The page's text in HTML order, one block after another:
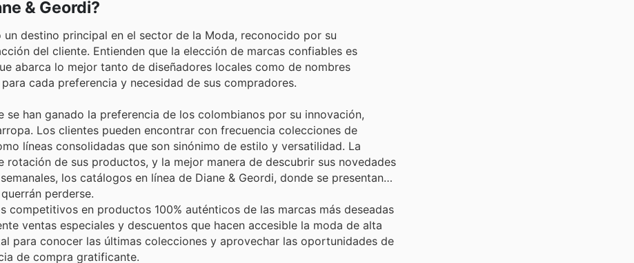
& Geordi?
destino principal en el sector de la Moda, reconocido por su
del cliente. Entienden que la elección de marcas confiables es
abarca lo mejor tanto de diseñadores locales como de nombres
cada preferencia y necesidad de sus compradores.
han ganado la preferencia de los colombianos por su innovación,
Los clientes pueden encontrar con frecuencia colecciones de
líneas consolidadas que son sinónimo de estilo y versatilidad. La
de sus productos, y la mejor manera de descubrir sus novedades
los catálogos en línea de Diane & Geordi, donde se presentan
perderse.
competitivos en productos 100% auténticos de las marcas más deseadas
ventas especiales y descuentos que hacen accesible la moda de alta
para conocer las últimas colecciones y aprovechar las oportunidades de
de compra gratificante.